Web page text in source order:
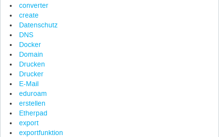
converter
create
Datenschutz
DNS
Docker
Domain
Drucken
Drucker
E-Mail
eduroam
erstellen
Etherpad
export
exportfunktion